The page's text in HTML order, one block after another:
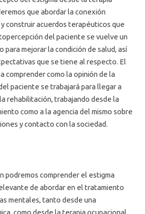
que abordar la conexión
construir acuerdos terapéuticos que
del paciente se vuelve un
mejorar la condición de salud, así
que se tiene al respecto. El
comprender como la opinión de la
paciente se trabajará para llegar a
rehabilitación, trabajando desde la
como a la agencia del mismo sobre
y contacto con la sociedad.
podremos comprender el estigma
de abordar en el tratamiento
mentales, tanto desde una